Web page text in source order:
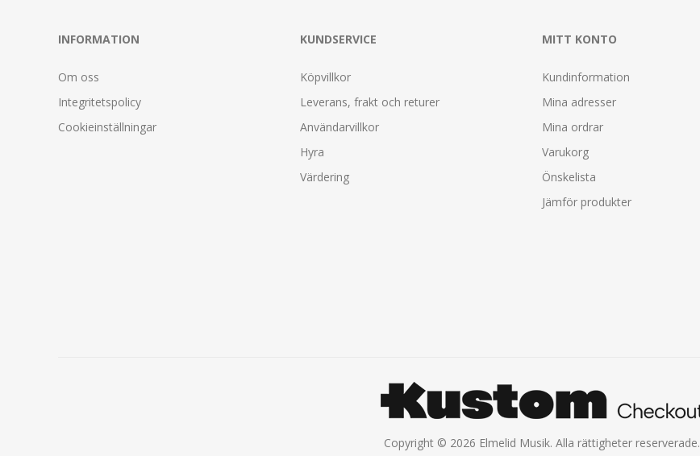
INFORMATION
Om oss
Integritetspolicy
Cookieinställningar
KUNDSERVICE
Köpvillkor
Leverans, frakt och returer
Användarvillkor
Hyra
Värdering
MITT KONTO
Kundinformation
Mina adresser
Mina ordrar
Varukorg
Önskelista
Jämför produkter
Copyright © 2026 Elmelid Musik. Alla rättigheter reserverade.